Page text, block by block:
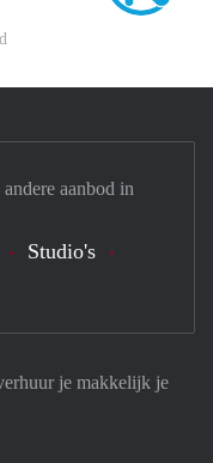
je makkelijk je
aanbod in
Studio's